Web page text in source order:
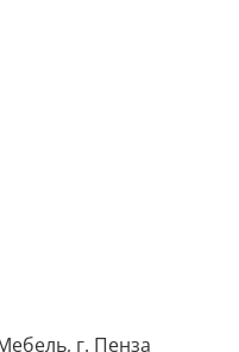
г. Пенза